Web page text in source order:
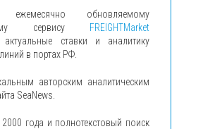
обновляемому
сервису FREIGHTMarket
ставки и аналитику
в портах РФ.
авторским аналитическим
SeaNews.
года и полнотекстовый поиск